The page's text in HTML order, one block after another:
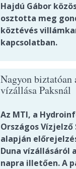
Hajdú Gábor
osztotta meg
köztévés
kapcsolatban.
Nagyon biztatóan
vízállása Paksnál
Az MTI, a
Országos
alapján
Duna vízállásáról
napra illetően. A